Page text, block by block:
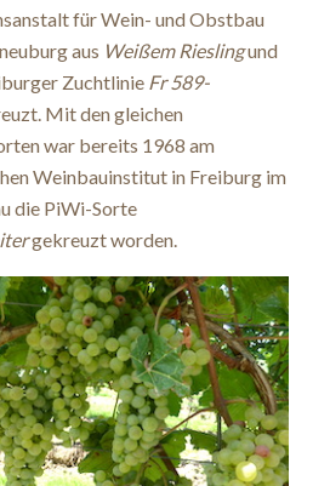
für Wein- und Obstbau
aus Weißem Rieslingund
Zuchtlinie Fr 589-
Mit den gleichen
war bereits 1968 am
Weinbauinstitut in Freiburg im
die PiWi-Sorte
gekreuzt worden.